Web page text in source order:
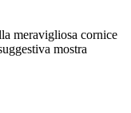
meravigliosa cornice
mostra